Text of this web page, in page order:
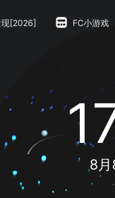
现[2026] FC小游戏
8